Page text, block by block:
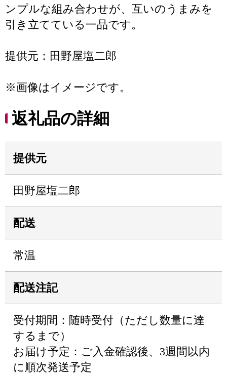
ンプルな組み合わせが、互いのうまみを
引き立てている一品です。
提供元：田野屋塩二郎
※画像はイメージです。
返礼品の詳細
提供元
田野屋塩二郎
配送
常温
配送注記
受付期間：随時受付（ただし数量に達
するまで）
お届け予定：ご入金確認後、3週間以内
に順次発送予定